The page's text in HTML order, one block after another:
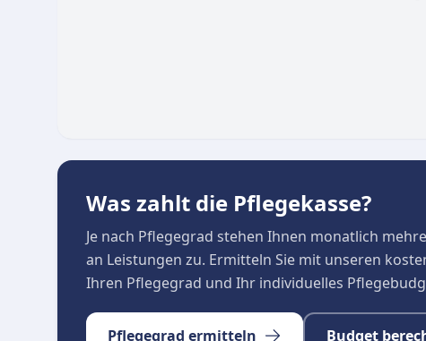
Was zahlt die Pflegekasse?
Je nach Pflegegrad stehen Ihnen monatlich
an Leistungen zu. Ermitteln Sie mit unseren
Ihren Pflegegrad und Ihr individuelles
Pflegegrad ermitteln Budget